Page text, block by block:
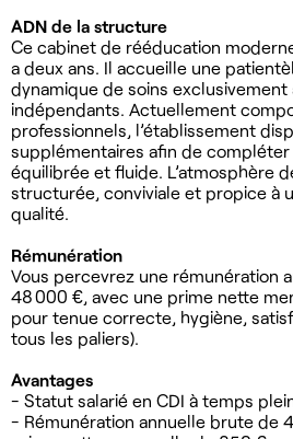
ADN de la structure
Ce cabinet de rééducation
a deux ans. Il accueille une
dynamique de soins exclusivement
indépendants. Actuellement
professionnels, l’établissement
supplémentaires afin de
équilibrée et fluide. L’atmosphère
structurée, conviviale et propice à
qualité.
Rémunération
Vous percevrez une rémunération
48 000 €, avec une prime nette
pour tenue correcte, hygiène,
tous les paliers).
Avantages
- Statut salarié en CDI à temps
- Rémunération annuelle brute de